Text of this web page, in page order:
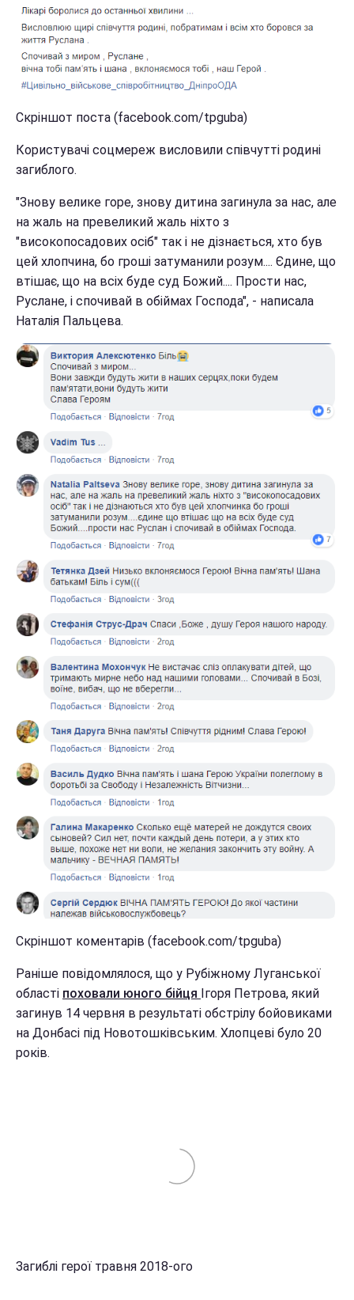
Скріншот поста (facebook.com/tpguba)
Користувачі соцмереж висловили співчутті родині
загиблого.
"Знову велике горе, знову дитина загинула за нас, але
на жаль на превеликий жаль ніхто з
"високопосадових осіб" так і не дізнається, хто був
цей хлопчина, бо гроші затуманили розум.... Єдине, що
втішає, що на всіх буде суд Божий.... Прости нас,
Руслане, і спочивай в обіймах Господа", - написала
Наталія Пальцева.
Скріншот коментарів (facebook.com/tpguba)
Раніше повідомлялося, що у Рубіжному Луганської
області поховали юного бійця Ігоря Петрова, який
загинув 14 червня в результаті обстрілу бойовиками
на Донбасі під Новотошківським. Хлопцеві було 20
років.
Загиблі герої травня 2018-ого